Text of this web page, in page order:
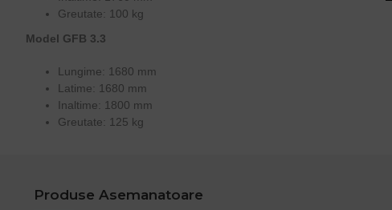
Greutate: 100 kg
Model GFB 3.3
Lungime: 1680 mm
Latime: 1680 mm
Inaltime: 1800 mm
Greutate: 125 kg
Produse Asemanatoare